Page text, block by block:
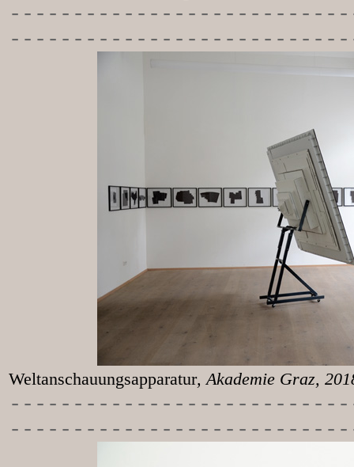
-----------
Weltanschauungsapparatur, Akademie Graz,
-----------